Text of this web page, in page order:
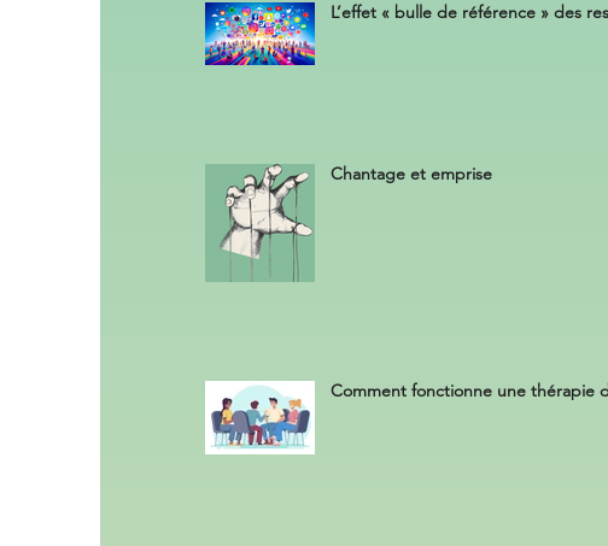
L’effet « bulle de référence » des
Chantage et emprise
Comment fonctionne une thérapie